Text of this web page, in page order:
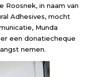
Roosnek, in naam van
Adhesives, mocht
Munda
een donatiecheque
nemen.